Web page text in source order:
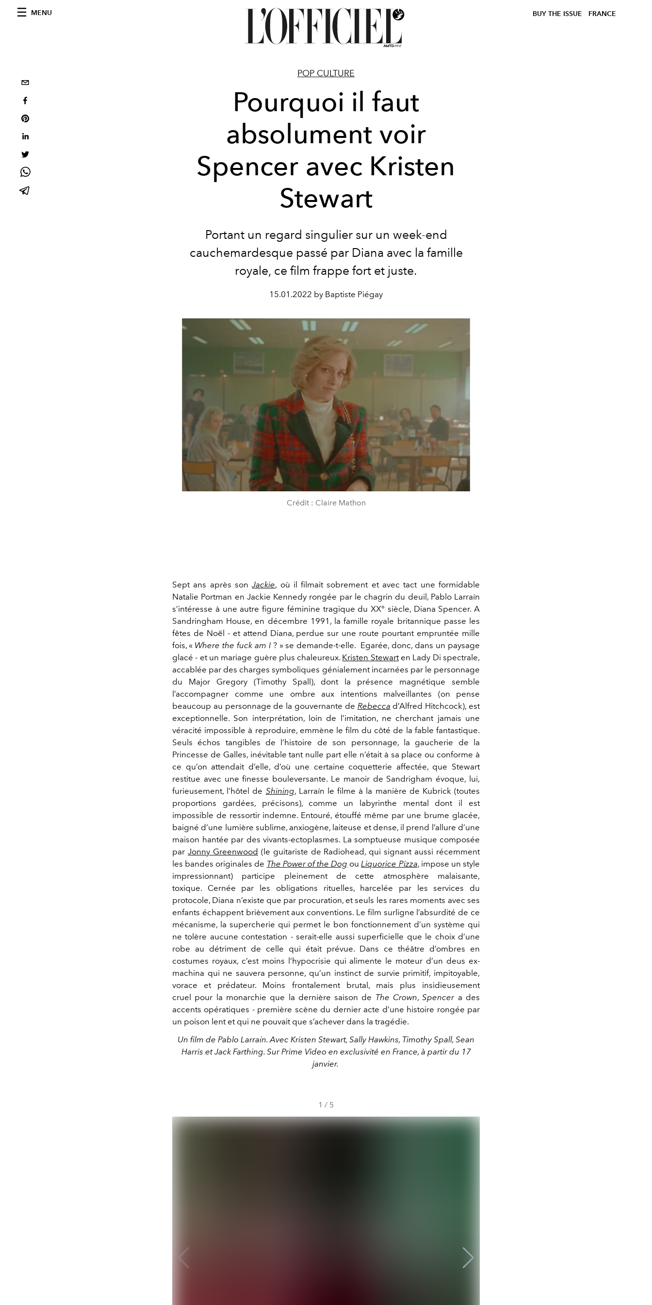
MENU BUY THE ISSUE FRANCE
POP CULTURE
Pourquoi il faut
absolument voir
Spencer avec Kristen
Stewart
Portant un regard singulier sur un week-end
cauchemardesque passé par Diana avec la famille
royale, ce film frappe fort et juste.
15.01.2022 by Baptiste Piégay
Crédit : Claire Mathon
Sept ans après sonJackie, où il filmait sobrement et avec tact une formidable
Natalie Portman en Jackie Kennedy rongée par le chagrin du deuil, Pablo Larraín
s’intéresse à une autre figure féminine tragique du XX° siècle, Diana Spencer. A
Sandringham House, en décembre 1991, la famille royale britannique passe les
fêtes de Noël - et attend Diana, perdue sur une route pourtant empruntée mille
fois, « Where the fuck am I ? » se demande-t-elle. Egarée, donc, dans un paysage
glacé - et un mariage guère plus chaleureux. Kristen Stewarten Lady Di spectrale,
accablée par des charges symboliques génialement incarnées par le personnage
du Major Gregory (Timothy Spall), dont la présence magnétique semble
l’accompagner comme une ombre aux intentions malveillantes (on pense
beaucoup au personnage de la gouvernante de Rebecca d’Alfred Hitchcock), est
exceptionnelle. Son interprétation, loin de l’imitation, ne cherchant jamais une
véracité impossible à reproduire, emmène le film du côté de la fable fantastique.
Seuls échos tangibles de l’histoire de son personnage, la gaucherie de la
Princesse de Galles, inévitable tant nulle part elle n’était à sa place ou conforme à
ce qu’on attendait d’elle, d’où une certaine coquetterie affectée, que Stewart
restitue avec une finesse bouleversante. Le manoir de Sandrigham évoque, lui,
furieusement, l’hôtel de Shining, Larraín le filme à la manière de Kubrick (toutes
proportions gardées, précisons), comme un labyrinthe mental dont il est
impossible de ressortir indemne. Entouré, étouffé même par une brume glacée,
baigné d’une lumière sublime, anxiogène, laiteuse et dense, il prend l’allure d’une
maison hantée par des vivants-ectoplasmes. La somptueuse musique composée
par Jonny Greenwood (le guitariste de Radiohead, qui signant aussi récemment
les bandes originales de The Power of the Dog ou Liquorice Pizza, impose un style
impressionnant) participe pleinement de cette atmosphère malaisante,
toxique.
Cernée par les obligations rituelles, harcelée par les services du
protocole, Diana n’existe que par procuration, et seuls les rares moments avec ses
enfants échappent brièvement aux conventions. Le film surligne l’absurdité de ce
mécanisme, la supercherie qui permet le bon fonctionnement d’un système qui
ne tolère aucune contestation - serait-elle aussi superficielle que le choix d’une
robe au détriment de celle qui était prévue. Dans ce théâtre d’ombres en
costumes royaux, c’est moins l’hypocrisie qui alimente le moteur d’un deus ex-
machina qui ne sauvera personne, qu’un instinct de survie primitif, impitoyable,
vorace et prédateur. Moins frontalement brutal, mais plus insidieusement
cruel pour la monarchie que la dernière saison de The Crown,Spencera des
accents opératiques - première scène du dernier acte d’une histoire rongée par
un poison lent et qui ne pouvait que s’achever dans la tragédie.
Un film de Pablo Larraín. Avec Kristen Stewart, Sally Hawkins, Timothy Spall, Sean
Harris et Jack Farthing. Sur Prime Video en exclusivité en France, à partir du 17
janvier.
1 / 5